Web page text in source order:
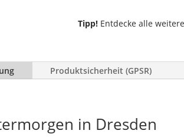
Tipp!Entdecke alle
Produktsicherheit (GPSR)
in Dresden